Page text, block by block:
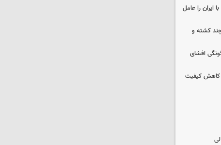
ایران را عامل
چند کشته و
افشای
کاهش کیفیت